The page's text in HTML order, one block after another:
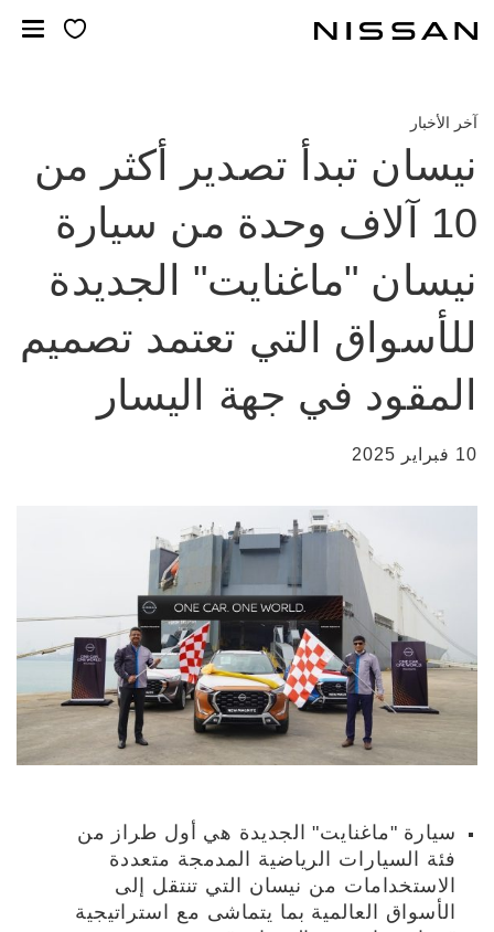
المحتوى
آخر الأخبار
نيسان تبدأ تصدير أكثر من
10 آلاف وحدة من سيارة
نيسان "ماغنايت" الجديدة
للأسواق التي تعتمد تصميم
المقود في جهة اليسار
10 فبراير 2025
سيارة "ماغنايت" الجديدة هي أول طراز من
فئة السيارات الرياضية المدمجة متعددة
الاستخدامات من نيسان التي تنتقل إلى
الأسواق العالمية بما يتماشى مع استراتيجية